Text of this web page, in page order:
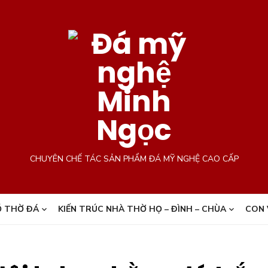
CHUYÊN CHẾ TÁC SẢN PHẨM ĐÁ MỸ NGHỆ CAO CẤP
THỜ ĐÁ KIẾN TRÚC NHÀ THỜ HỌ – ĐÌNH – CHÙA